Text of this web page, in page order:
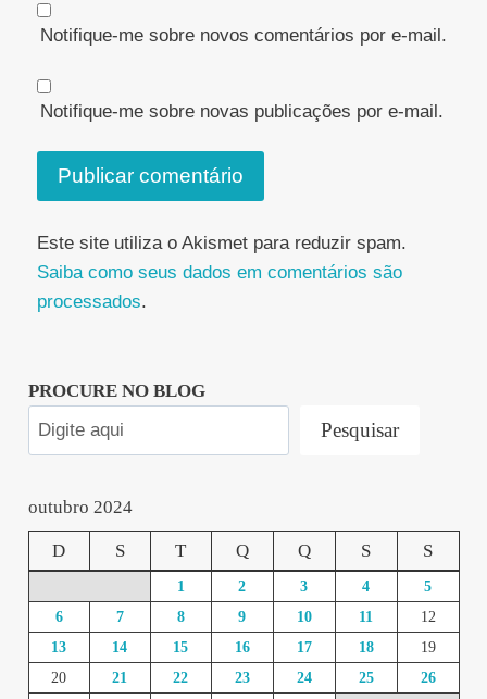
Notifique-me sobre novos comentários por e-mail.
Notifique-me sobre novas publicações por e-mail.
Este site utiliza o Akismet para reduzir spam.
Saiba como seus dados em comentários são
processados.
PROCURE NO BLOG
Pesquisar
outubro 2024
D S T Q Q S S
1 2 3 4
5
6
7 8 9 10 11
12
13
14 15 16 17 18
19
20
21 22 23 24 25
26